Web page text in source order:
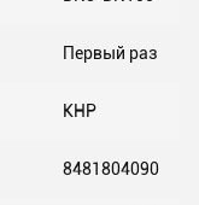
Первый раз
КНР
8481804090